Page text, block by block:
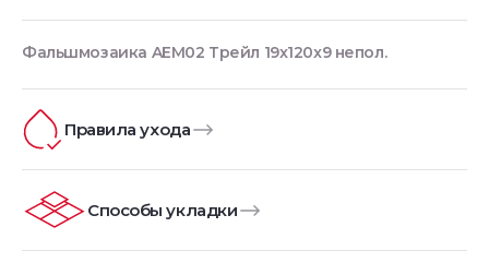
Фальшмозаика AEM02 Трейл 19x120x9 непол.
Правила ухода
Способы укладки